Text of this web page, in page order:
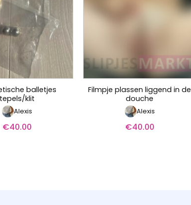
balletjes
tepels/klit
Alexis
€40.00
Filmpje plassen liggend in de
douche
Alexis
€40.00